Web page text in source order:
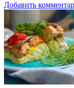
Добавить